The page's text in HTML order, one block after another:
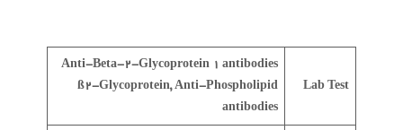
Lab Test
Anti-Beta-2-Glycoprotein 1 antibodies
ß2-Glycoprotein, Anti-Phospholipid
antibodies